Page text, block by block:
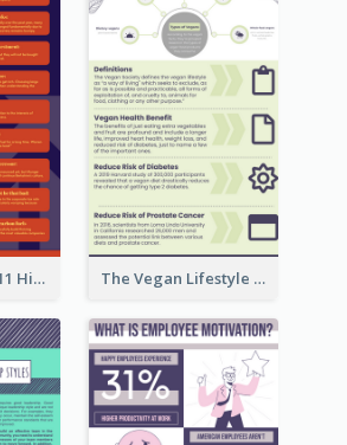
Infographic Of 11 Highlights From Berkshire Hathaway's Shareholder Meeting The Vegan Lifestyle Infographic